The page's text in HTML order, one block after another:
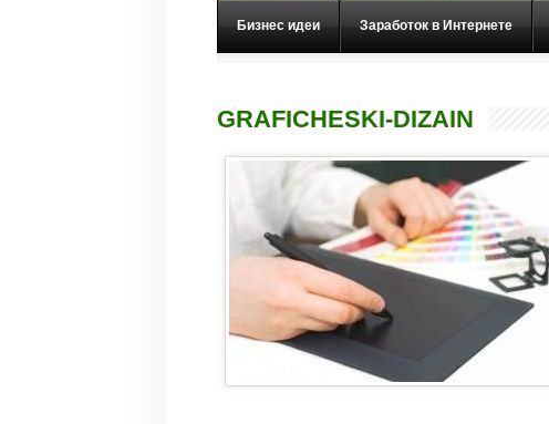
Бизнес идеи Заработок в Интернете
GRAFICHESKI-DIZAIN